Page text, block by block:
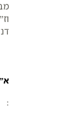
: